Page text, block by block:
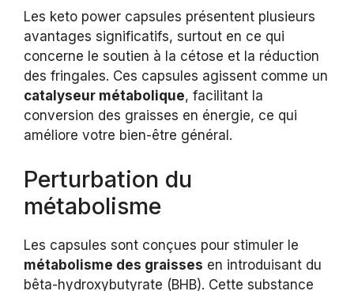
Les keto power capsules présentent plusieurs
avantages significatifs, surtout en ce qui
concerne le soutien à la cétose et la réduction
des fringales. Ces capsules agissent comme un
catalyseur métabolique, facilitant la
conversion des graisses en énergie, ce qui
améliore votre bien-être général.
Perturbation du
métabolisme
Les capsules sont conçues pour stimuler le
métabolisme des graisses en introduisant du
bêta-hydroxybutyrate (BHB). Cette substance